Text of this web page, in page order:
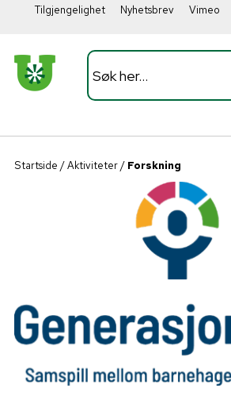
Tilgjengelighet Nyhetsbrev Vimeo
Startside /Aktiviteter/ Forskning